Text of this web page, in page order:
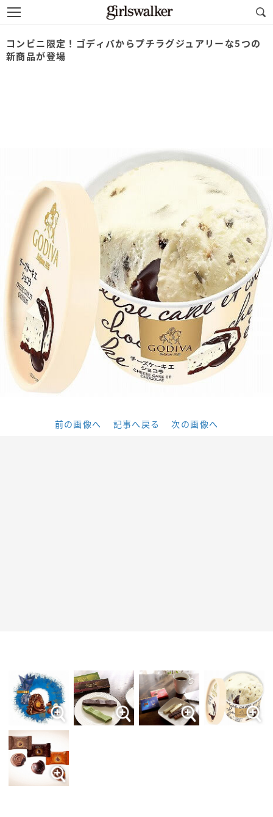
コンビニ限定！ゴディバからプチラグジュアリーな5つの
新商品が登場
前の画像へ 記事へ戻る 次の画像へ